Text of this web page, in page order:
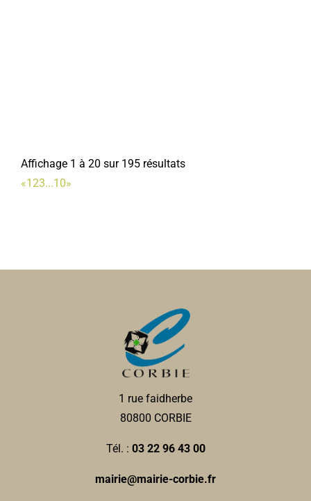
Affichage 1 à 20 sur 195 résultats
«123...10»
1 rue faidherbe
80800 CORBIE
Tél. : 03 22 96 43 00
mairie@mairie-corbie.fr